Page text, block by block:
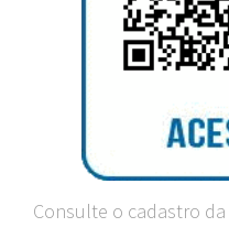
Consulte o cadastro